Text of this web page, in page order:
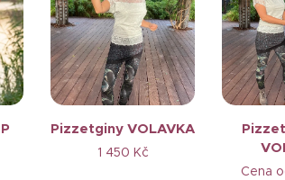
Pizzetginy VOLAVKA
1 450 Kč
Cena